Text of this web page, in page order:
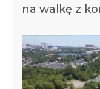
na walkę z